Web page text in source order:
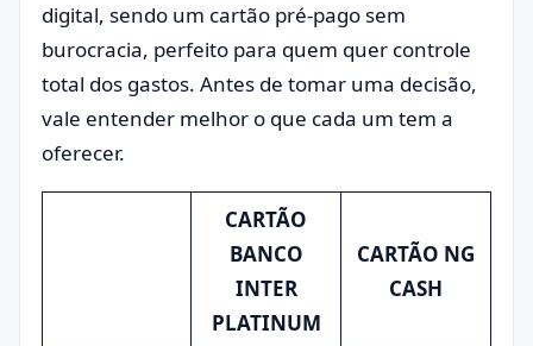
digital, sendo um cartão pré-pago sem
burocracia, perfeito para quem quer controle
total dos gastos. Antes de tomar uma decisão,
vale entender melhor o que cada um tem a
oferecer.
CARTÃO
BANCO
INTER
PLATINUM
CARTÃO NG
CASH